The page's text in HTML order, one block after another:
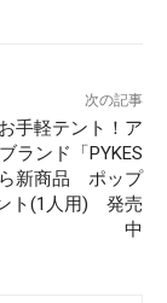
次の記事
手軽テント！ア
ランド「PYKES
ら新商品 ポップ
ト(1人用) 発売
中